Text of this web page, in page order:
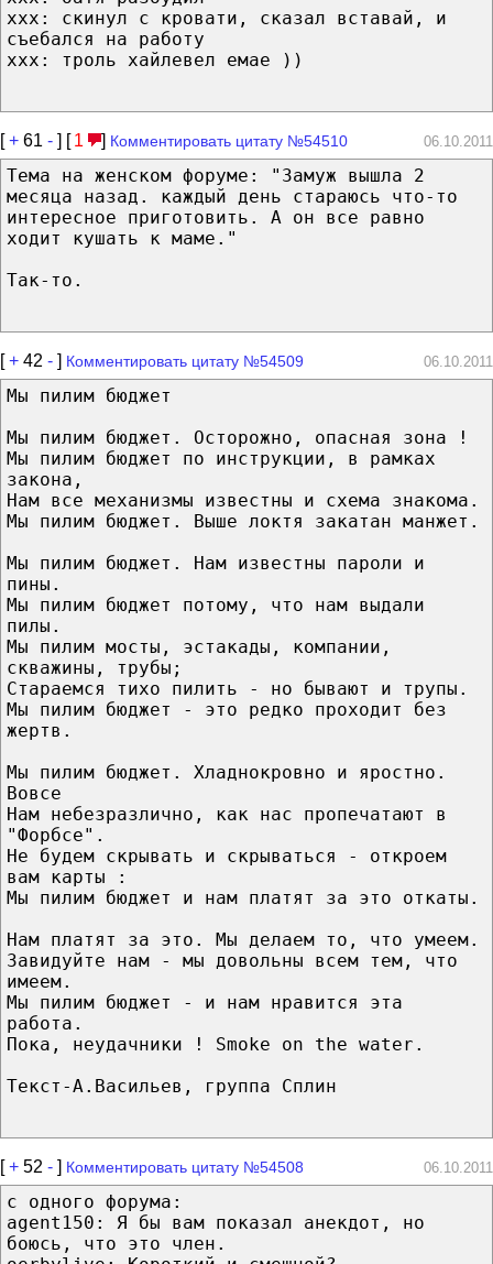
ххх: скинул с кровати, сказал вставай, и
съебался на работу
ххх: троль хайлевел емае ))
[+ 61 - ] [ 1 ] Комментировать цитату №54510 06.10.2011
Тема на женском форуме: "Замуж вышла 2
месяца назад. каждый день стараюсь что-то
интересное приготовить. А он все равно
ходит кушать к маме."
Так-то.
[+ 42 - ] Комментировать цитату №54509 06.10.2011
Мы пилим бюджет
Мы пилим бюджет. Осторожно, опасная зона !
Мы пилим бюджет по инструкции, в рамках
закона,
Нам все механизмы известны и схема знакома.
Мы пилим бюджет. Выше локтя закатан манжет.
Мы пилим бюджет. Нам известны пароли и
пины.
Мы пилим бюджет потому, что нам выдали
пилы.
Мы пилим мосты, эстакады, компании,
скважины, трубы;
Стараемся тихо пилить - но бывают и трупы.
Мы пилим бюджет - это редко проходит без
жертв.
Мы пилим бюджет. Хладнокровно и яростно.
Вовсе
Нам небезразлично, как нас пропечатают в
"Форбсе".
Не будем скрывать и скрываться - откроем
вам карты :
Мы пилим бюджет и нам платят за это откаты.
Нам платят за это. Мы делаем то, что умеем.
Завидуйте нам - мы довольны всем тем, что
имеем.
Мы пилим бюджет - и нам нравится эта
работа.
Пока, неудачники ! Smoke on the water.
Текст-А.Васильев, группа Сплин
[+ 52 - ] Комментировать цитату №54508 06.10.2011
с одного форума:
agent150: Я бы вам показал анекдот, но
боюсь, что это член.